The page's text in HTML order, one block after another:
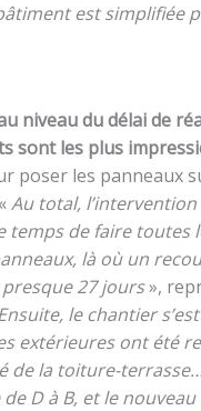
est simplifiée
niveau du délai de
sont les plus
poser les panneaux
Au total,
temps de faire
là où un
27 jours»,
le chantier
extérieures ont été
de la toiture-
D à B, et le